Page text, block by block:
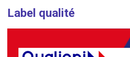
Label qualité